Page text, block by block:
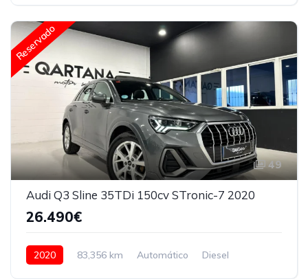
Reservado
49
Audi Q3 Sline 35TDi 150cv STronic-7 2020
26.490€
2020 83,356 km Automático
Diesel